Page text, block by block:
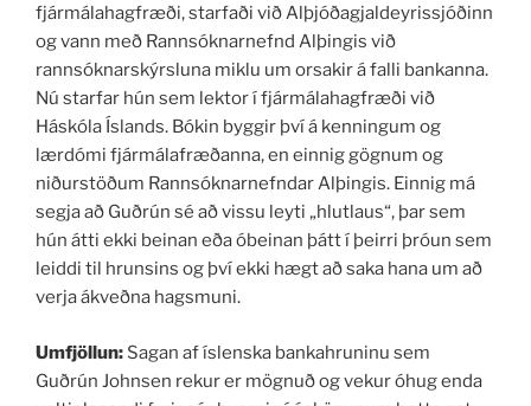
fjármálahagfræði, starfaði við Alþjóðagjaldeyrissjóðinn
og vann með Rannsóknarnefnd Alþingis við
rannsóknarskýrsluna miklu um orsakir á falli bankanna.
Nú starfar hún sem lektor í fjármálahagfræði við
Háskóla Íslands. Bókin byggir því á kenningum og
lærdómi fjármálafræðanna, en einnig gögnum og
niðurstöðum Rannsóknarnefndar Alþingis. Einnig má
segja að Guðrún sé að vissu leyti „hlutlaus“, þar sem
hún átti ekki beinan eða óbeinan þátt í þeirri þróun sem
leiddi til hrunsins og því ekki hægt að saka hana um að
verja ákveðna hagsmuni.
Umfjöllun: Sagan af íslenska bankahruninu sem
Guðrún Johnsen rekur er mögnuð og vekur óhug enda